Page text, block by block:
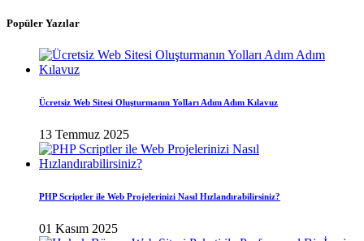
Popüler Yazılar
Ücretsiz Web Sitesi Oluşturmanın Yolları Adım Adım Kılavuz
13 Temmuz 2025
PHP Scriptler ile Web Projelerinizi Nasıl Hızlandırabilirsiniz?
01 Kasım 2025